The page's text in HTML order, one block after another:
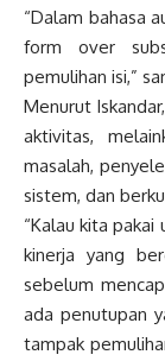
“Dalam bahasa
form over
pemulihan isi,”
Menurut
aktivitas,
masalah,
sistem, dan
“Kalau kita pakai
kinerja yang
sebelum
ada penutupan
tampak